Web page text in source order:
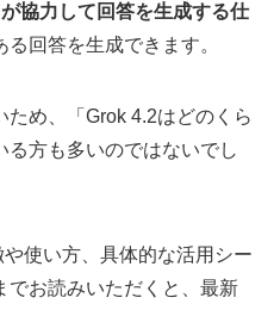
協力して回答を生成する仕
回答を生成できます。
め、「Grok 4.2はどのくら
る方も多いのではないでし
使い方、具体的な活用シー
でお読みいただくと、最新